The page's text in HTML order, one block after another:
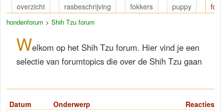
overzicht rasbeschrijving fokkers puppy
hondenforum > Shih Tzu forum
Welkom op het Shih Tzu forum. Hier vind je een
selectie van forumtopics die over de Shih Tzu gaan
Reacties
Datum Onderwerp